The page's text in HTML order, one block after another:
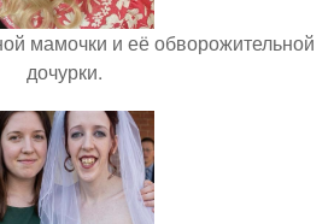
мамочки и её обворожительной
дочурки.